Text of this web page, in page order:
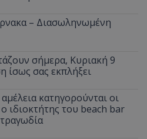
– Διασωληνωμένη
σήμερα, Κυριακή 9
ίσως σας εκπλήξει
κατηγορούνται οι
ιδιοκτήτης του beach bar